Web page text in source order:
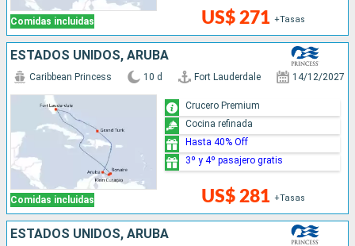
Comidas incluidas US$ 271 +Tasas
ESTADOS UNIDOS, ARUBA
Comidas incluidas
Caribbean Princess 10 d Fort Lauderdale 14/12/2027
US$ 281 +Tasas
Crucero Premium
Cocina refinada
Hasta 40% Off
3º y 4º pasajero gratis
ESTADOS UNIDOS, ARUBA